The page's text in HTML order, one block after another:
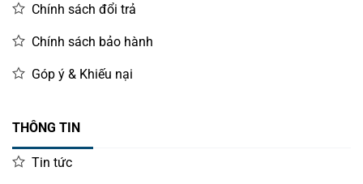
Chính sách đổi trả
Chính sách bảo hành
Góp ý & Khiếu nại
THÔNG TIN
Tin tức